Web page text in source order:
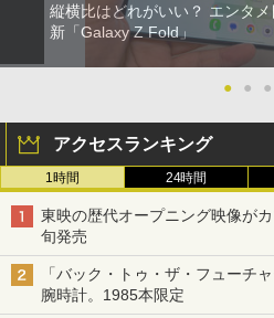
縦横比はどれがいい？ エンタ
新「Galaxy Z Fold」
● ● ●
アクセスランキング
1時間 24時間
東映の歴代オープニング映像が
旬発売
「バック・トゥ・ザ・フューチ
腕時計。1985本限定